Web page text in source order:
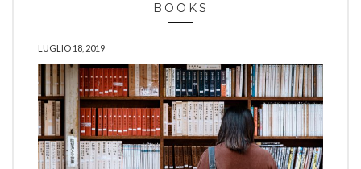
BOOKS
LUGLIO 18, 2019